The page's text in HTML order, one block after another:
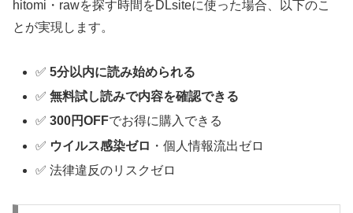
hitomi・rawを探す時間をDLsiteに使った場合、以下のこ
とが実現します。
✅5分以内に読み始められる
✅無料試し読みで内容を確認できる
✅300円OFFでお得に購入できる
✅ ウイルス感染ゼロ ・個人情報流出ゼロ
✅ 法律違反のリスクゼロ